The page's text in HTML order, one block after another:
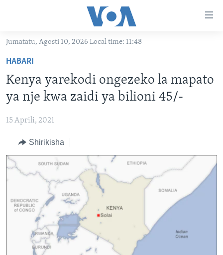
Nenda
kuu
Nenda
urambazaji
katika
tafuta
TANZANIA
JAMHURI YA KIDEMOKRASIA YA KONGO
RWANDA
UGANDA
BURUNDI
AFRIKA
MAREKANI
DUNIA
DUNIANI LEO
MAISHA NA AFYA
ZULIA JEKUNDU
MATANGAZO YETU
ALFAJIRI 0300 UTC
VOA EXPRESS 1330 UTC
JIONI 1630 UTC
KWA UNDANI 1800 UTC
JARIDA LA WIKIENDI
MAHOJIANO MAALUM: HABARI POTOFU
Lugha
Jumatatu, Agosti 10, 2026 Local time: 11:48
HABARI
Kenya yarekodi ongezeko la mapato
ya nje kwa zaidi ya bilioni 45/-
15 Aprili, 2021
Shirikisha